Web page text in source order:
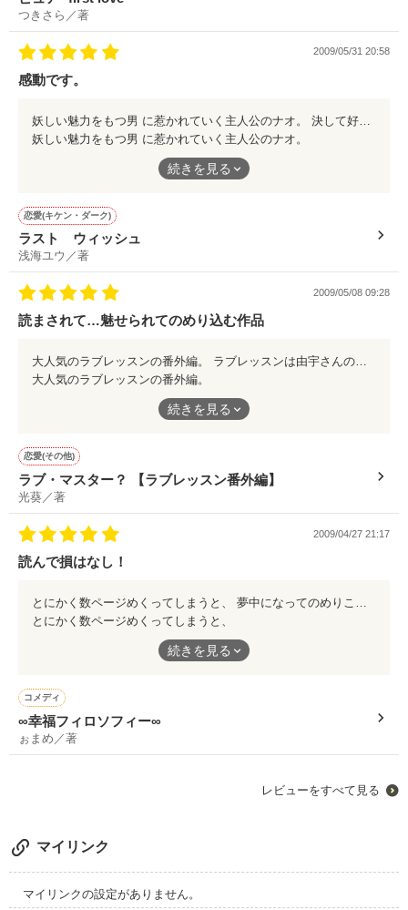
携帯小説でこれほど面白い作品をタダで読めるなんて、ほんとに
お得です。
サスペンスの中に、儚く胸をえぐられるような哀しい愛。
堪能してください。
相互の視点から綴られる丁寧で胸がキゅんとなる心理描写によっ
て、感情移入もしやすい。
初めての恋だからこその不安定な心の中、中学生故の戸惑いや問
題を、最後まで飽きさせないストーリー運びで綴っています。
成就した恋愛を継続していく上で、さまざまな葛藤を乗り越えて
いく二人。
お互いを純粋に想いあう気持ちの強さ。
つきさら／著
2009/05/31 20:58
感動です。
妖しい魅力をもつ男 に惹かれていく主人公のナオ。 決して好きになって はいけない… そうわかっていても どんどん惹かれていく。 身も心も彼におぼれ 彼がすべて。 彼のためなら、彼のそばにいられるならば…… この命をかけても…いい そんな一人の少女が出会った想像を絶するラブストーリー。 巧みな文章に酔いしれて、ストーリーの展開にも全く無駄がなく、構成が完璧。 読み応えたっぷり。 描写もとても詳しく丁寧なので、映像を見てるみたいにイメージもしやすくて、常にハラハラドキドキさせられてしまう。 読み出したら、最後まで読まされてしまうでしょう。 ラストはもう感動で涙しました。 ほんとにオススメです。
妖しい魅力をもつ男 に惹かれていく主人公のナオ。
決して好きになって はいけない…
そうわかっていても どんどん惹かれていく。
身も心も彼におぼれ 彼がすべて。
彼のためなら、彼のそばにいられるならば……
この命をかけても…いい
そんな一人の少女が出会った想像を絶するラブストーリー。
く、構成が完璧。
読み応えたっぷり。
描写もとても詳しく丁寧なので、映像を見てるみたいにイメージ
もしやすくて、常にハラハラドキドキさせられてしまう。
読み出したら、最後まで読まされてしまうでしょう。
ラストはもう感動で涙しました。
ほんとにオススメです。
続きを見る
恋愛(キケン・ダーク)
ラスト ウィッシュ
浅海ユウ／著
2009/05/08 09:28
読まされて…魅せられてのめり込む作品
大人気のラブレッスンの番外編。 ラブレッスンは由宇さんの視点から。 そしてこちらは歩の視点から。 ラブレッスンでは知りえなかった歩の過去の強烈な秘めた一途すぎる想いが丁寧に綴られています。 前作の二人のキャラの雰囲気そのまま、細かい辻褄がとても完璧に綴られて、何度も納得させられました。 その丁寧な心情や完成度の高さから、まるで実在する二人を見ているような気にさせられる。 そして ラブレッスンのその後の二人もラストでしっかり堪能できるはず。 出来ればラブレッスンからお先にどうぞ。 番外編のラストが二倍の喜びとニンマリ感がアップするはずですから…
大人気のラブレッスンの番外編。
ラブレッスンは由宇さんの視点から。
そしてこちらは歩の視点から。
ラブレッスンでは知りえなかった歩の過去の強烈な秘めた一途す
ぎる想いが丁寧に綴られています。
前作の二人のキャラの雰囲気そのまま、細かい辻褄がとても完璧
その丁寧な心情や完成度の高さから、まるで実在する二人を見て
そして
ラブレッスンのその後の二人もラストでしっかり堪能できるは
ず。
続きを見る
恋愛(その他)
ラブ・マスター？ 【ラブレッスン番外編】
光葵／著
2009/04/27 21:17
読んで損はなし！
とにかく数ページめくってしまうと、 夢中になってのめりこんでしまう。 読みやすさ。テンポの良さ。 飽きさせないストーリー展開。 主人公の志乃ちゃん がとてもナイスキャラ。 それに匹敵するくらいの脇役キャラたち。 切ないはずなのに 悲しいはずなのに 土壇場なのに？ いろんな試練を 全て笑いとばしてしまえる主人公のたくましさ 根っからの明るさが好き。 何だかものすごく元気がもらえる作品です。
とにかく数ページめくってしまうと、
夢中になってのめりこんでしまう。
読みやすさ。テンポの良さ。
飽きさせないストーリー展開。
主人公の志乃ちゃん がとてもナイスキャラ。
悲しいはずなのに
土壇場なのに？
続きを見る
コメディ
∞幸福フィロソフィー∞
ぉまめ／著
レビューをすべて見る
マイリンク
マイリンクの設定がありません。